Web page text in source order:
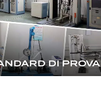
DI PROVA